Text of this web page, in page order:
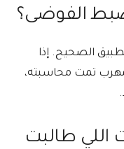
ضبط الفوضى؟
الصحيح. ⁠إذا
تمت محاسبته،
اللي طالبت